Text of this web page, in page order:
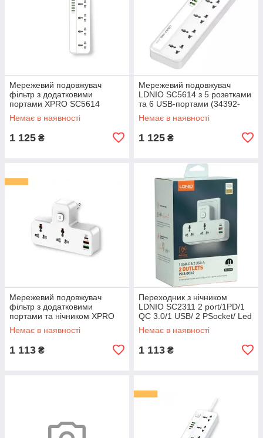
Мережевий подовжувач
фільтр з додатковими
портами XPRO SC5614
(34392-01)
Немає в наявності
1 125 ₴
Мережевий подовжувач
LDNIO SC5614 з 5 розетками
та 6 USB-портами (34392-
01_342)
Немає в наявності
1 125 ₴
Мережевий подовжувач
фільтр з додатковими
портами та нічником XPRO
SC2311 (34394-01)
Немає в наявності
1 113 ₴
Переходник з нічником
LDNIO SC2311 2 port/1PD/1
QC 3.0/1 USB/ 2 PSocket/ Led
lamp (34394-01_336)
Немає в наявності
1 113 ₴